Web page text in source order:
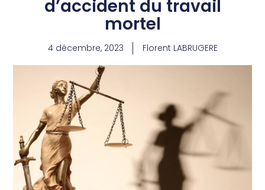
d’accident du travail
mortel
4 décembre, 2023 Florent LABRUGERE